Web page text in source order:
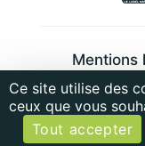
Mentions
Cookies
©
Ce site utilise des
ceux que vous
Tout accepter